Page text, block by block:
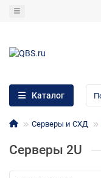
Каталог
Серверы и СХД
Серверы 2U